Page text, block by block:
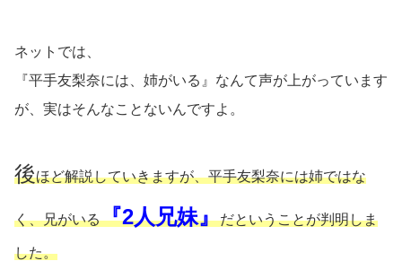
ネットでは、
『平手友梨奈には、姉がいる』なんて声が上がっています
が、実はそんなことないんですよ。
後ほど解説していきますが、平手友梨奈には姉ではな
く、兄がいる『2人兄妹』だということが判明しま
した。